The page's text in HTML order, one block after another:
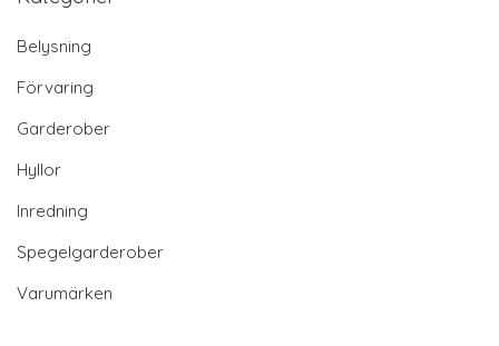
Belysning
Förvaring
Garderober
Hyllor
Inredning
Spegelgarderober
Varumärken